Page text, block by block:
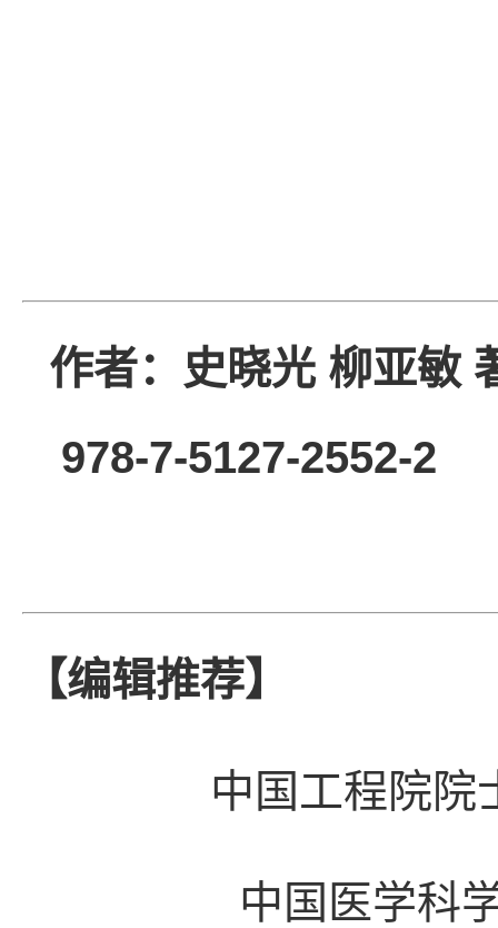
作者：史晓光 柳
978-7-5127-
【编辑推荐】
中国工程院
中国医学科